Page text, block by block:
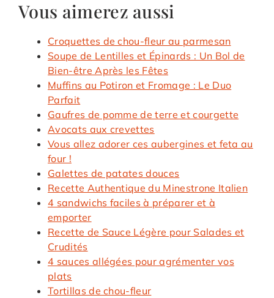
Vous aimerez aussi
Croquettes de chou-fleur au parmesan
Soupe de Lentilles et Épinards : Un Bol de
Bien-être Après les Fêtes
Muffins au Potiron et Fromage : Le Duo
Parfait
Gaufres de pomme de terre et courgette
Avocats aux crevettes
Vous allez adorer ces aubergines et feta au
four !
Galettes de patates douces
Recette Authentique du Minestrone Italien
4 sandwichs faciles à préparer et à
emporter
Recette de Sauce Légère pour Salades et
Crudités
4 sauces allégées pour agrémenter vos
plats
Tortillas de chou-fleur